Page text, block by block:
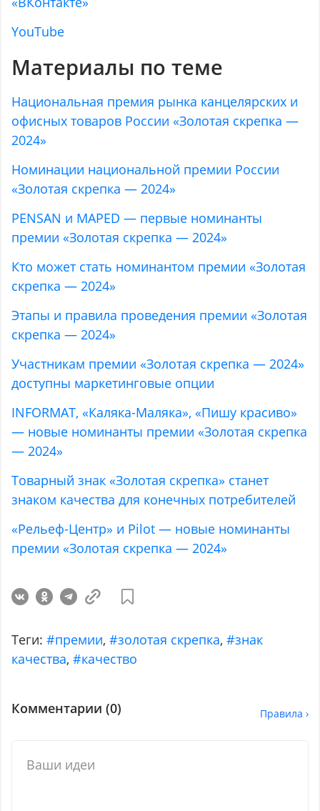
YouTube
Материалы по теме
Национальная премия рынка канцелярских и
офисных товаров России «Золотая скрепка —
2024»
Номинации национальной премии России
«Золотая скрепка — 2024»
PENSAN и MAPED — первые номинанты
премии «Золотая скрепка — 2024»
Кто может стать номинантом премии «Золотая
скрепка — 2024»
Этапы и правила проведения премии «Золотая
скрепка — 2024»
Участникам премии «Золотая скрепка — 2024»
доступны маркетинговые опции
INFORMAT, «Каляка-Маляка», «Пишу красиво»
— новые номинанты премии «Золотая скрепка
— 2024»
Товарный знак «Золотая скрепка» станет
знаком качества для конечных потребителей
«Рельеф-Центр» и Pilot — новые номинанты
премии «Золотая скрепка — 2024»
Теги: #премии,#золотая скрепка,#знак
качества,#качество
Комментарии (0) Правила ›